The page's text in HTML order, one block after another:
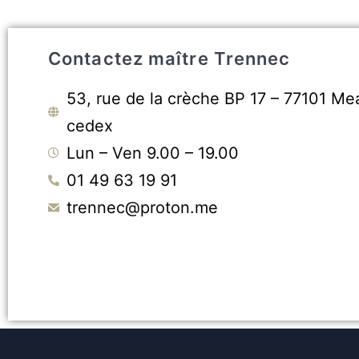
Contactez maître Trennec
53, rue de la crèche BP 17 – 77101
cedex
Lun – Ven 9.00 – 19.00
01 49 63 19 91
trennec@proton.me